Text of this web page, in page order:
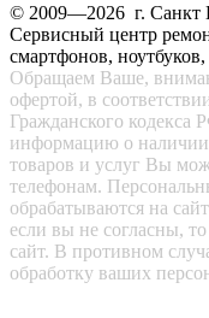
© 2009—2026 г. Санкт
Сервисный центр
смартфонов,
Обращаем Ваше,
офертой, в
Гражданского
информацию о
товаров и услуг Вы
телефонам.
обрабатываются на
если вы не согласны,
сайт. В противном
обработку ваших